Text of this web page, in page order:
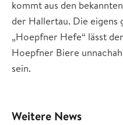
kommt aus den
der Hallertau. Die
„Hoepfner Hefe“ lässt
Hoepfner Biere
sein.
Weitere News